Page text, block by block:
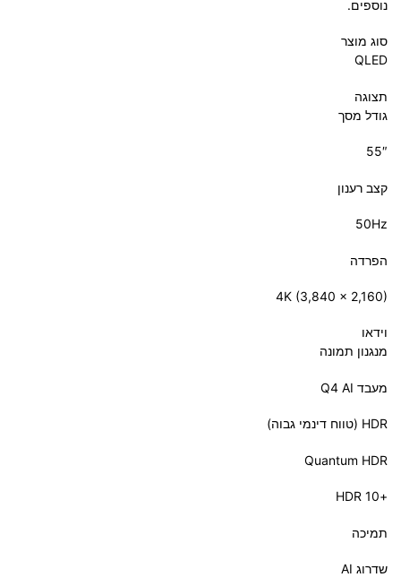
נוספים.
סוג מוצר
QLED
תצוגה
גודל מסך
‎55″‎
קצב רענון
‎50Hz‎
הפרדה
‎4K (3,840 x 2,160)‎
וידאו
מנגנון תמונה
HDR (טווח דינמי גבוה)
Quantum HDR
+HDR 10
תמיכה
שדרוג AI